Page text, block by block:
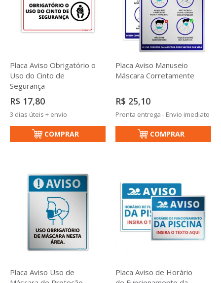
Placa Aviso Obrigatório o
Uso do Cinto de
Segurança
R$ 17,80
3 dias úteis + envio
COMPRAR
Placa Aviso Manuseio
Máscara Corretamente
R$ 25,10
Pronta entrega - Envio imediato
COMPRAR
Placa Aviso Uso de
Placa Aviso de Horário